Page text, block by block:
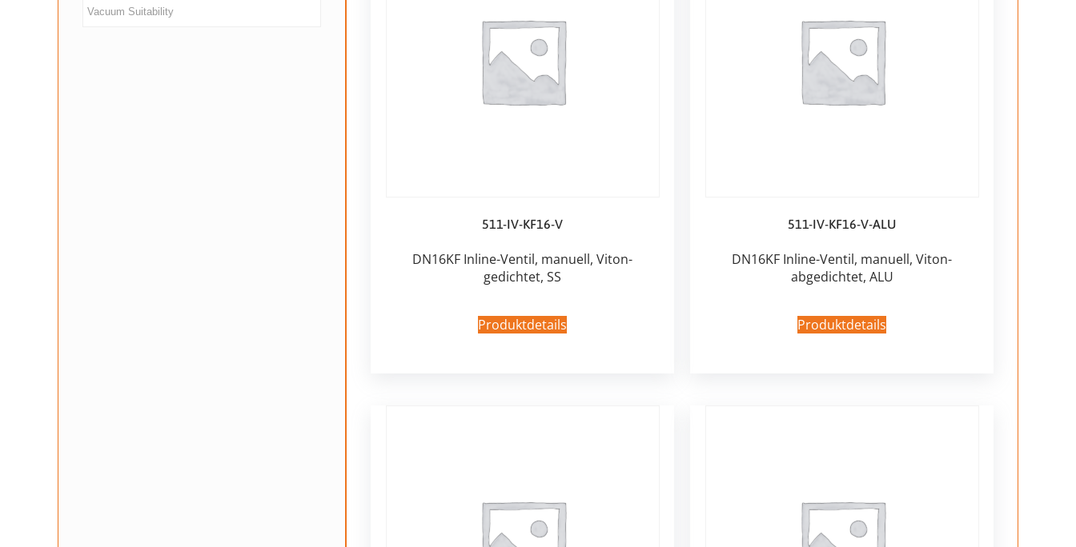
511-IV-KF16-V
DN16KF Inline-Ventil, manuell, Viton-
gedichtet, SS
Produktdetails
511-IV-KF16-V-ALU
DN16KF Inline-Ventil, manuell, Viton-
abgedichtet, ALU
Produktdetails